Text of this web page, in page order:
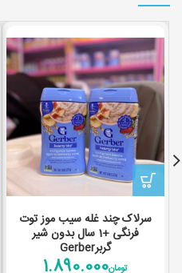
سرلاک چند غله سیب موز توت
فرنگی +1 سال بدون شیر
گربرGerber
تومان1.890.000